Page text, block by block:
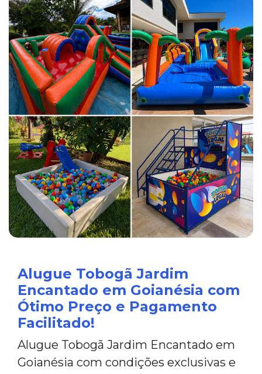
Alugue Tobogã Jardim
Encantado em Goianésia com
Ótimo Preço e Pagamento
Facilitado!
Alugue Tobogã Jardim Encantado em
Goianésia com condições exclusivas e